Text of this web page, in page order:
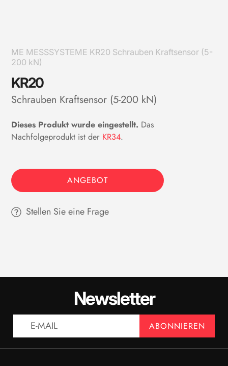
ME MESSSYSTEME KR20 Schrauben Kraftsensor (5-
200 kN)
KR20
Schrauben Kraftsensor (5-200 kN)
Dieses Produkt wurde eingestellt. Das
Nachfolgeprodukt ist der KR34.
ANGEBOT
Stellen Sie eine Frage
Newsletter
ABONNIEREN